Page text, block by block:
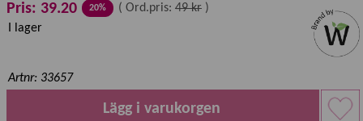
Pris: 39.20 20% ( Ord.pris: 49 kr )
I lager
Artnr: 33657
Lägg i varukorgen